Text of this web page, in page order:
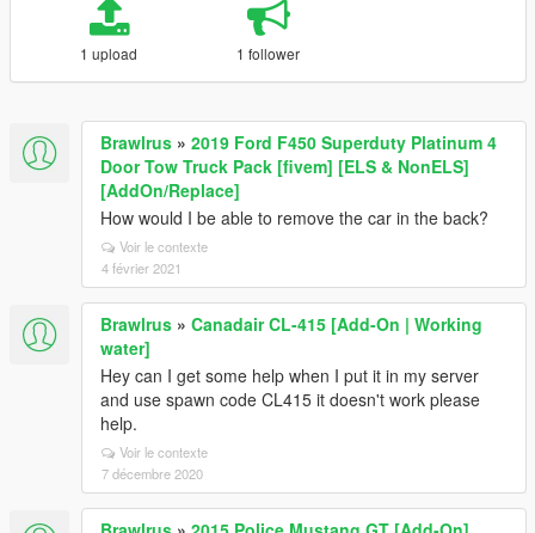
1 upload 1 follower
Brawlrus » 2019 Ford F450 Superduty Platinum 4
Door Tow Truck Pack [fivem] [ELS & NonELS]
[AddOn/Replace]
How would I be able to remove the car in the back?
Voir le contexte
4 février 2021
Brawlrus » Canadair CL-415 [Add-On | Working
water]
Hey can I get some help when I put it in my server
and use spawn code CL415 it doesn't work please
help.
Voir le contexte
7 décembre 2020